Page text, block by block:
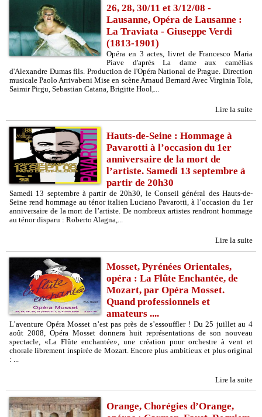
26, 28, 30/11 et 3/12/08 -
Lausanne, Opéra de Lausanne :
La Traviata - Giuseppe Verdi
(1813-1901)
Opéra en 3 actes, livret de Francesco Maria
Piave d'après La dame aux camélias
d'Alexandre Dumas fils. Production de l'Opéra National de Prague. Direction
musicale Paolo Arrivabeni Mise en scène Arnaud Bernard Avec Virginia Tola,
Saimir Pirgu, Sebastian Catana, Brigitte Hool,...
Lire la suite
Hauts-de-Seine : Hommage à
Pavarotti à l’occasion du 1er
anniversaire de la mort de
l’artiste. Samedi 13 septembre à
partir de 20h30
Samedi 13 septembre à partir de 20h30, le Conseil général des Hauts-de-
Seine rend hommage au ténor italien Luciano Pavarotti, à l’occasion du 1er
anniversaire de la mort de l’artiste. De nombreux artistes rendront hommage
au ténor disparu : Roberto Alagna,...
Lire la suite
Mosset, Pyrénées Orientales,
opéra : La Flûte Enchantée, de
Mozart, par Opéra Mosset.
Quand professionnels et
amateurs ....
L’aventure Opéra Mosset n’est pas près de s’essouffler ! Du 25 juillet au 4
août 2008, Opéra Mosset donnera huit représentations de son nouveau
spectacle, «La Flûte enchantée», une création pour orchestre à vent et
chorale librement inspirée de Mozart. Encore plus ambitieux et plus original
: ...
Lire la suite
Orange, Chorégies d’Orange,